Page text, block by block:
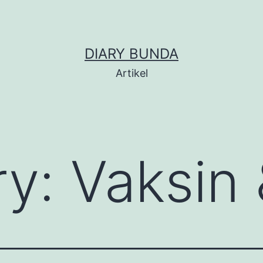
DIARY BUNDA
Artikel
Vaksin